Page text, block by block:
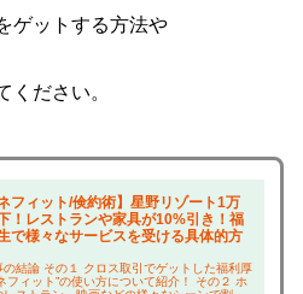
ゲットする方法や
ください。
ネフィット/倹約術】星野リゾート1万
！レストランや家具が10%引き！福
で様々なサービスを受ける具体的方
の結論 その１ クロス取引でゲットした福利厚
フィット”の使い方について紹介！ その２ ホ